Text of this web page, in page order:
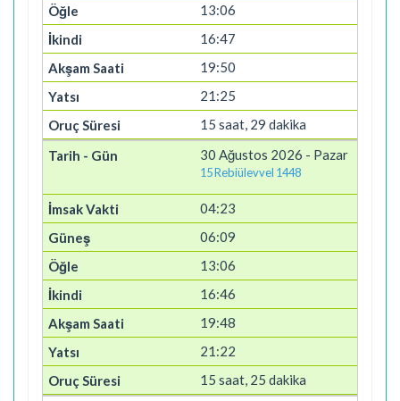
13:06
16:47
19:50
21:25
15 saat, 29 dakika
30 Ağustos 2026 - Pazar
15 Rebiülevvel 1448
04:23
06:09
13:06
16:46
19:48
21:22
15 saat, 25 dakika